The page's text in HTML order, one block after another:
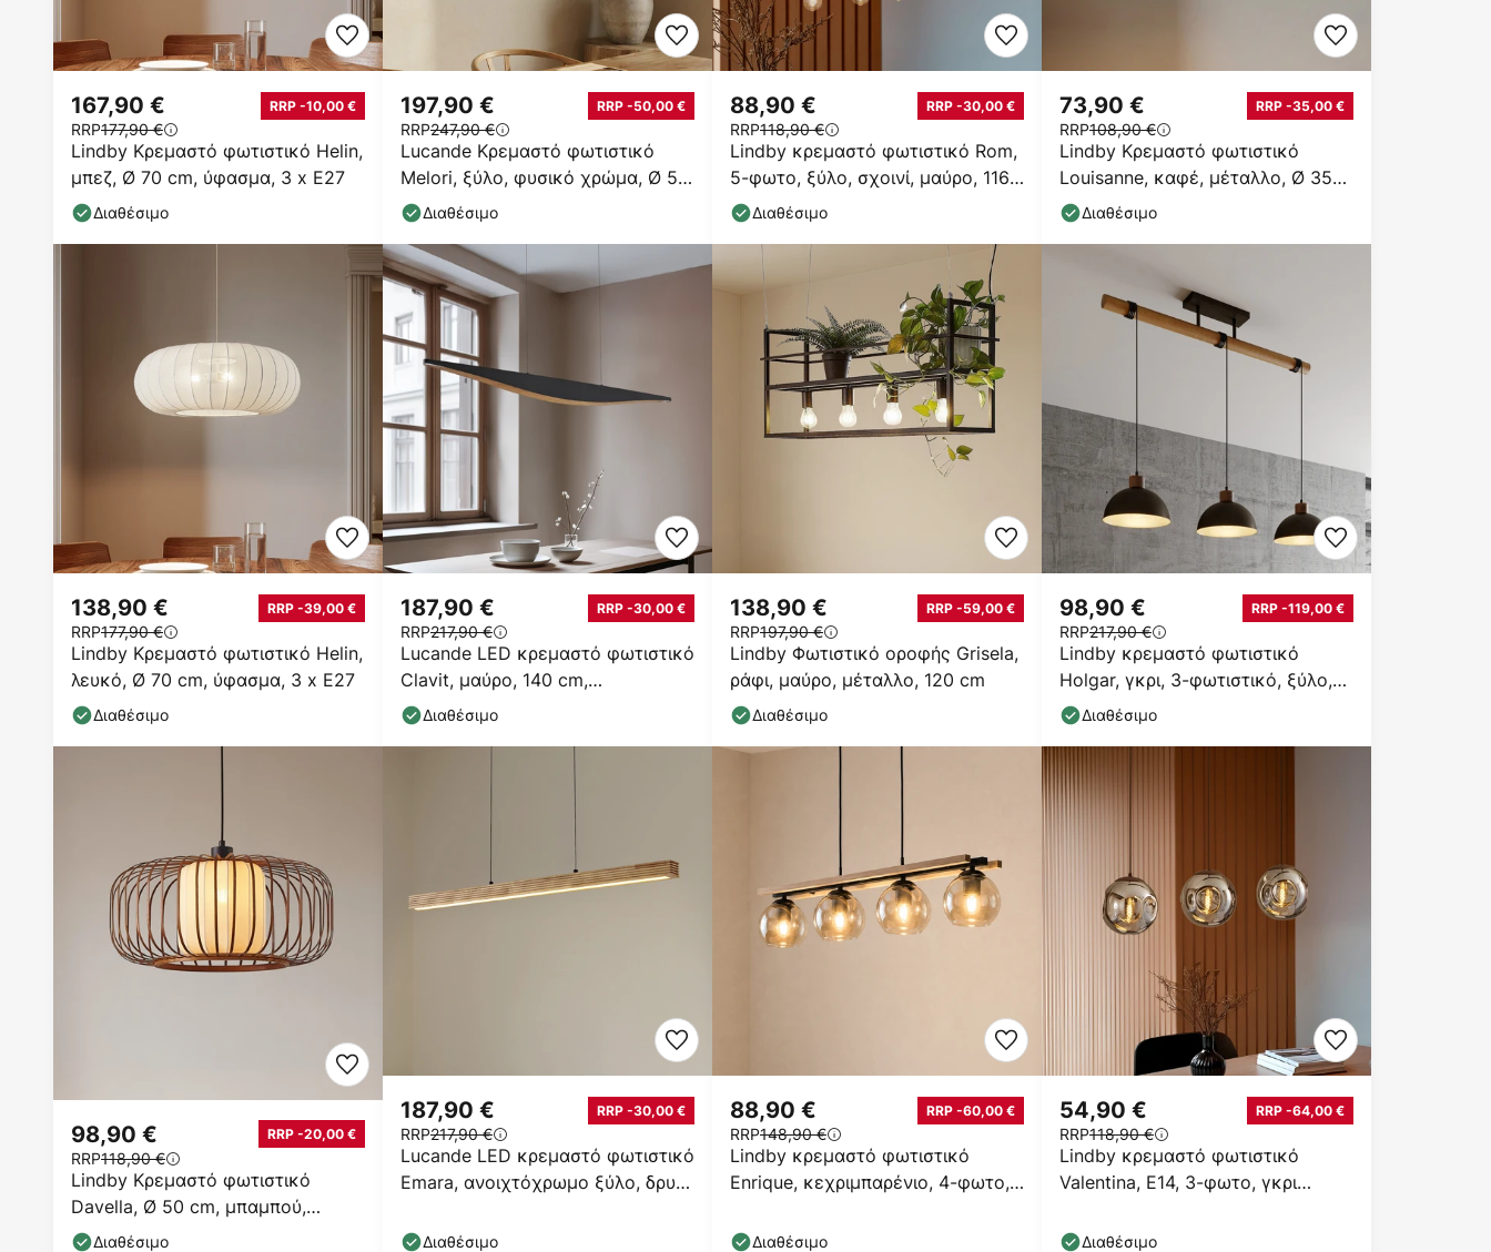
Lindby Κρεμαστό φωτιστικό Helin,
μπεζ, Ø 70 cm, ύφασμα, 3 x E27
167,90 € RRP -10,00 €
RRP177,90 €
Διαθέσιμο
Lucande Κρεμαστό φωτιστικό
Melori, ξύλο, φυσικό χρώμα, Ø 51
cm, E27
197,90 € RRP -50,00 €
RRP247,90 €
Διαθέσιμο
Lindby κρεμαστό φωτιστικό Rom,
5-φωτο, ξύλο, σχοινί, μαύρο, 116
cm
88,90 € RRP -30,00 €
RRP118,90 €
Διαθέσιμο
Lindby Κρεμαστό φωτιστικό
Louisanne, καφέ, μέταλλο, Ø 35
cm
73,90 € RRP -35,00 €
RRP108,90 €
Διαθέσιμο
Lindby Κρεμαστό φωτιστικό Helin,
λευκό, Ø 70 cm, ύφασμα, 3 x E27
138,90 € RRP -39,00 €
RRP177,90 €
Διαθέσιμο
Lucande LED κρεμαστό φωτιστικό
Clavit, μαύρο, 140 cm,
ρυθμιζόμενο
187,90 € RRP -30,00 €
RRP217,90 €
Διαθέσιμο
Lindby Φωτιστικό οροφής Grisela,
ράφι, μαύρο, μέταλλο, 120 cm
138,90 € RRP -59,00 €
RRP197,90 €
Διαθέσιμο
Lindby κρεμαστό φωτιστικό
Holgar, γκρι, 3-φωτιστικό, ξύλο,
μέταλλο, E27
98,90 € RRP -119,00 €
RRP217,90 €
Διαθέσιμο
Lindby Κρεμαστό φωτιστικό
Davella, Ø 50 cm, μπαμπού,
ύφασμα
98,90 € RRP -20,00 €
RRP118,90 €
Διαθέσιμο
Lucande LED κρεμαστό φωτιστικό
Emara, ανοιχτόχρωμο ξύλο, δρυς,
187,90 € RRP -30,00 €
RRP217,90 €
Διαθέσιμο
Lindby κρεμαστό φωτιστικό
Enrique, κεχριμπαρένιο, 4-φωτο,
88,90 € RRP -60,00 €
RRP148,90 €
Διαθέσιμο
Lindby κρεμαστό φωτιστικό
Valentina, E14, 3-φωτο, γκρι
54,90 € RRP -64,00 €
RRP118,90 €
Διαθέσιμο